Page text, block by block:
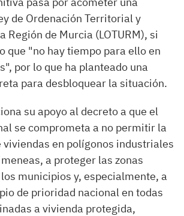
de Ordenación Territorial y
Región de Murcia (LOTURM), si
que "no hay tiempo para ello en
por lo que ha planteado una
para desbloquear la situación.
su apoyo al decreto a que el
se comprometa a no permitir la
viviendas en polígonos industriales
a proteger las zonas
municipios y, especialmente, a
de prioridad nacional en todas
a vivienda protegida,